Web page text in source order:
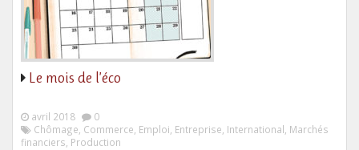
Le mois de l’éco
avril 2018
0
Chômage, Commerce, Emploi, Entreprise, International, Marchés
financiers, Production